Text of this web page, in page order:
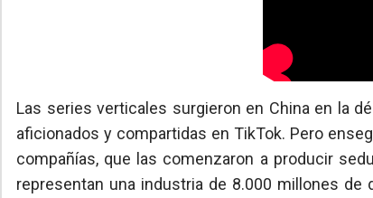
Las series verticales surgieron en China en la
aficionados y compartidas en TikTok. Pero
compañías, que las comenzaron a producir
representan una industria de 8.000 millones